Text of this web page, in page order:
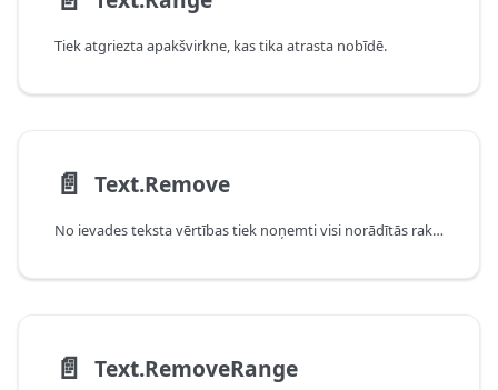
Tiek atgriezta apakšvirkne, kas tika atrasta nobīdē.
📄️ Text.Remove
No ievades teksta vērtības tiek noņemti visi norādītās rakstzīmes vai rakstzīmju saraksta gadījumi.
📄️ Text.RemoveRange